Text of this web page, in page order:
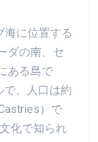
海に位置する
ダの南、セ
ある島で
で、人口は約
）で
化で知られ